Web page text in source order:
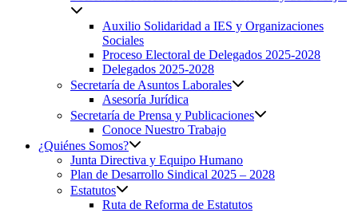
Auxilio Solidaridad a IES y Organizaciones
Sociales
Proceso Electoral de Delegados 2025-2028
Delegados 2025-2028
Secretaría de Asuntos Laborales
Asesoría Jurídica
Secretaría de Prensa y Publicaciones
Conoce Nuestro Trabajo
¿Quiénes Somos?
Junta Directiva y Equipo Humano
Plan de Desarrollo Sindical 2025 – 2028
Estatutos
Ruta de Reforma de Estatutos